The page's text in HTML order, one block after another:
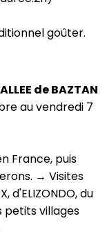
goûter.
de BAZTAN
au vendredi 7
France, puis
→ Visites
d'ELIZONDO, du
petits villages